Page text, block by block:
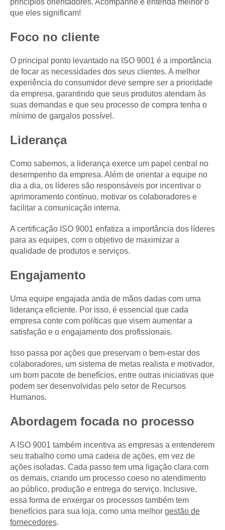
princípios orientadores. Acompanhe e entenda melhor o
que eles significam!
Foco no cliente
O principal ponto levantado na ISO 9001 é a importância
de focar as necessidades dos seus clientes. A melhor
experiência do consumidor deve sempre ser a prioridade
da empresa, garantindo que seus produtos atendam às
suas demandas e que seu processo de compra tenha o
mínimo de gargalos possível.
Liderança
Como sabemos, a liderança exerce um papel central no
desempenho da empresa. Além de orientar a equipe no
dia a dia, os líderes são responsáveis por incentivar o
aprimoramento contínuo, motivar os colaboradores e
facilitar a comunicação interna.
A certificação ISO 9001 enfatiza a importância dos líderes
para as equipes, com o objetivo de maximizar a
qualidade de produtos e serviços.
Engajamento
Uma equipe engajada anda de mãos dadas com uma
liderança eficiente. Por isso, é essencial que cada
empresa conte com políticas que visem aumentar a
satisfação e o engajamento dos profissionais.
Isso passa por ações que preservam o bem-estar dos
colaboradores, um sistema de metas realista e motivador,
um bom pacote de benefícios, entre outras iniciativas que
podem ser desenvolvidas pelo setor de Recursos
Humanos.
Abordagem focada no processo
A ISO 9001 também incentiva as empresas a entenderem
seu trabalho como uma cadeia de ações, em vez de
ações isoladas. Cada passo tem uma ligação clara com
os demais, criando um processo coeso no atendimento
ao público, produção e entrega do serviço. Inclusive,
essa forma de enxergar os processos também tem
benefícios para sua loja, como uma melhor gestão de
fornecedores.